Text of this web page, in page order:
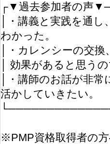
┌▼過去参加者の
│・講義と実践を通
わかった。
│・カレンシーの交
│ 効果があると思う
│・講師のお話が非
活かしていきたい。
※PMP資格取得者の